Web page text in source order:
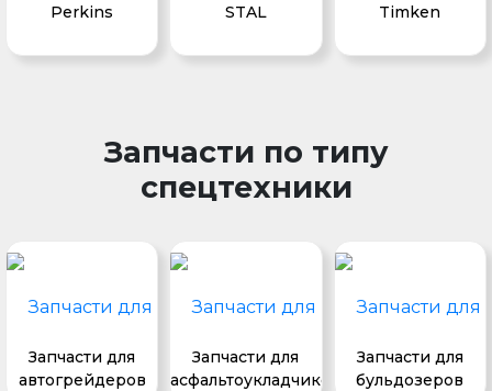
Perkins STAL Timken
Запчасти по типу
спецтехники
Запчасти для
автогрейдеров
Запчасти для
асфальтоукладчиков
Запчасти для
бульдозеров